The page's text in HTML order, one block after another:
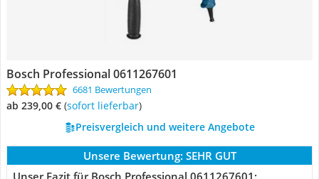
Bosch Professional 0611267601
6681 Bewertungen
ab 239,00 € ( Sofort lieferbar)
Preisvergleich und weitere Angebote
Unsere Bewertung: SEHR GUT
Unser Fazit für Bosch Professional 0611267601: